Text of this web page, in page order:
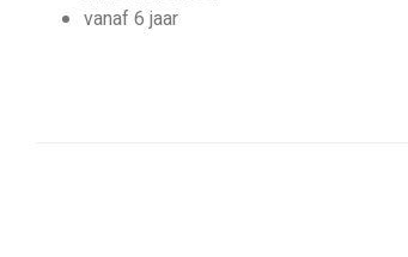
vanaf 6 jaar